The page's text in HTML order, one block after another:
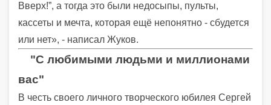
Вверх!”, а тогда это были недосыпы, пульты,
кассеты и мечта, которая ещё непонятно - сбудется
или нет», - написал Жуков.
"С любимыми людьми и миллионами
вас"
В честь своего личного творческого юбилея Сергей